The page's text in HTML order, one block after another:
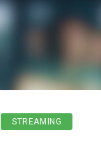
STREAMING